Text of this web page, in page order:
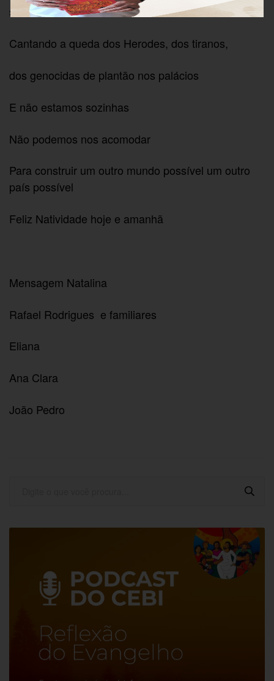
sorrindo
Cantando a queda dos Herodes, dos tiranos,
dos genocidas de plantão nos palácios
E não estamos sozinhas
Não podemos nos acomodar
Para construir um outro mundo possível um outro
país possível
Feliz Natividade hoje e amanhã
Mensagem Natalina
Rafael Rodrigues e familiares
Eliana
Ana Clara
João Pedro